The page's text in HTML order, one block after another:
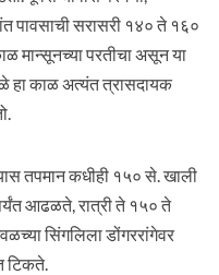
पावसाची सरासरी १४० ते १६०
मान्सूनच्या परतीचा असून या
हा काळ अत्यंत त्रासदायक
तपमान कधीही १५० से. खाली
आढळते, रात्री ते १५० ते
सिंगलिला डोंगररांगेवर
टिकते.